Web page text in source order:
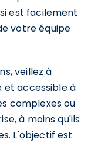
est facilement
votre équipe
veillez à
et accessible à
complexes ou
à moins qu'ils
L'objectif est